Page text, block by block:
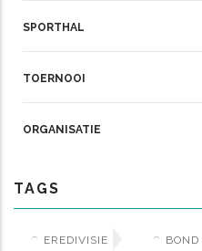
SPORTHAL
TOERNOOI
ORGANISATIE
TAGS
EREDIVISIE BOND